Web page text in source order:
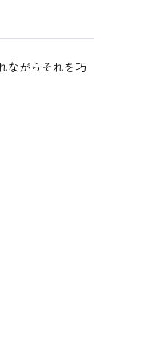
ながらそれを巧